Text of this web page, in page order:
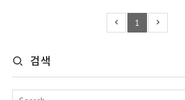
1
검색